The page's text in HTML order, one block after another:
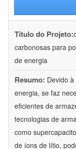
Título do Projeto:
carbonosas para
de energia
Resumo: Devido
energia, se faz
eficientes de
tecnologias de
como
de íons de lítio,